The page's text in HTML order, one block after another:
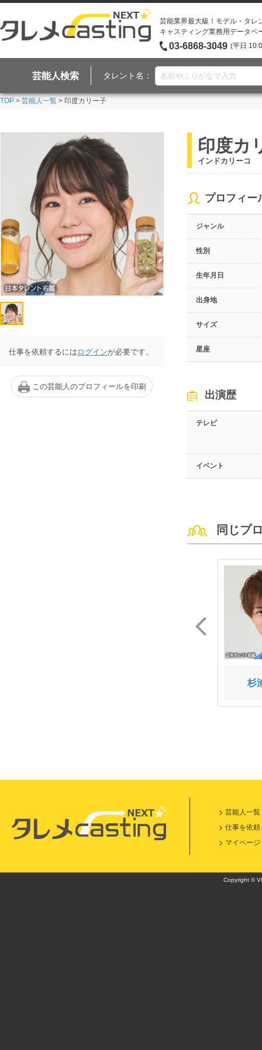
芸能業界最大級！モデル・タレ
キャスティング業務用データベ
03-6868-3049 (平日
芸能人検索 タレント名：
TOP > 芸能人一覧 > 印度カリー子
仕事を依頼するには ログインが必要です。
この芸能人のプロフィールを印刷
印度カ
インドカリーコ
プロフィー
ジャンル
性別
生年月日
出身地
サイズ
星座
出演歴
テレビ
イベント
同じプ
杉
芸能人一覧
仕事を依頼
マイページ
Copyright ©